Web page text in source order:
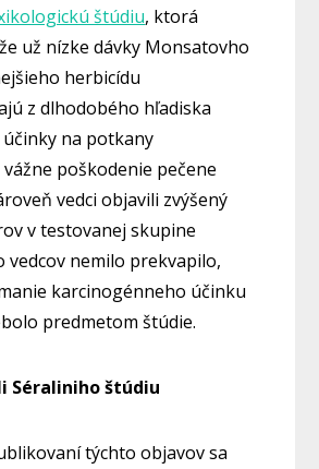
štúdiu, ktorá
už nízke dávky Monsatovho
herbicídu
z dlhodobého hľadiska
na potkany
poškodenie pečene
vedci objavili zvýšený
v testovanej skupine
vedcov nemilo prekvapilo,
karcinogénneho účinku
predmetom štúdie.
Séraliniho štúdiu
týchto objavov sa